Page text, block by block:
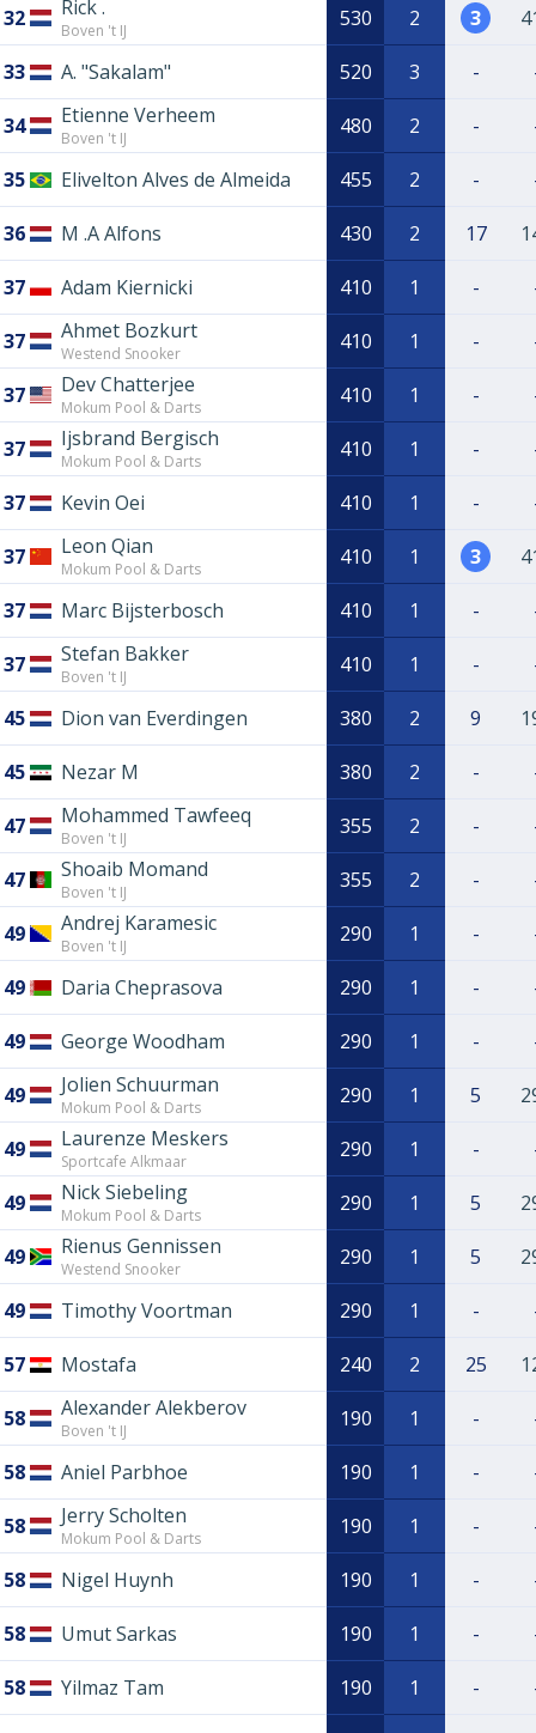
32 Rick .
Boven 't IJ 530 2 3
33 A. "Sakalam" 520 3 -
34 Etienne Verheem
Boven 't IJ 480 2 -
35 Elivelton Alves de Almeida 455 2 -
36 M .A Alfons 430 2 17
37 Adam Kiernicki 410 1 -
37 Ahmet Bozkurt
Westend Snooker 410 1 -
37 Dev Chatterjee
Mokum Pool & Darts 410 1 -
37 Ijsbrand Bergisch
Mokum Pool & Darts 410 1 -
37 Kevin Oei 410 1 -
37 Leon Qian
Mokum Pool & Darts 410 1 3
37 Marc Bijsterbosch 410 1 -
37 Stefan Bakker
Boven 't IJ 410 1 -
45 Dion van Everdingen 380 2 9
45 Nezar M 380 2 -
47 Mohammed Tawfeeq
Boven 't IJ 355 2 -
47 Shoaib Momand
Boven 't IJ 355 2 -
49 Andrej Karamesic
Boven 't IJ 290 1 -
49 Daria Cheprasova 290 1 -
49 George Woodham 290 1 -
49 Jolien Schuurman
Mokum Pool & Darts 290 1 5
49 Laurenze Meskers
Sportcafe Alkmaar 290 1 -
49 Nick Siebeling
Mokum Pool & Darts 290 1 5
49 Rienus Gennissen
Westend Snooker 290 1 5
49 Timothy Voortman 290 1 -
57 Mostafa 240 2 25
58 Alexander Alekberov
Boven 't IJ 190 1 -
58 Aniel Parbhoe 190 1 -
58 Jerry Scholten
Mokum Pool & Darts 190 1 -
58 Nigel Huynh 190 1 -
58 Umut Sarkas 190 1 -
58 Yilmaz Tam 190 1 -